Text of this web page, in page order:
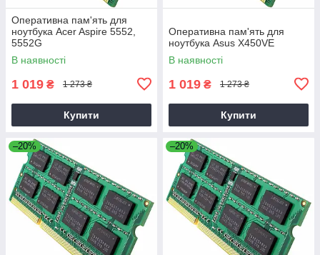
Оперативна пам'ять для
ноутбука Acer Aspire 5552,
5552G
В наявності
1 019 ₴ 1 273 ₴
Купити
Оперативна пам'ять для
ноутбука Asus X450VE
В наявності
1 019 ₴ 1 273 ₴
Купити
–20% –20%